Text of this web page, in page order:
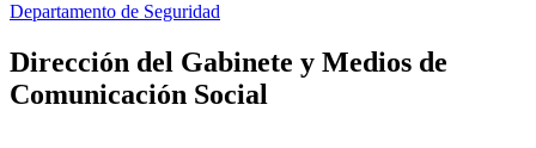
Departamento de Seguridad
Dirección del Gabinete y Medios de
Comunicación Social